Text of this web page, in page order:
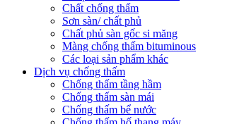
Chất chống thấm
Sơn sàn/ chất phủ
Chất phủ sàn gốc si măng
Màng chống thấm bituminous
Các loại sản phẩm khác
Dịch vụ chống thấm
Chống thấm tầng hầm
Chống thấm sàn mái
Chống thấm bể nước